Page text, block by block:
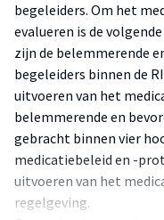
begeleiders. Om het
evalueren is de
zijn de belemmerende
begeleiders binnen de
uitvoeren van het
belemmerende en
gebracht binnen vier
medicatiebeleid en -
uitvoeren van het
regelgeving.